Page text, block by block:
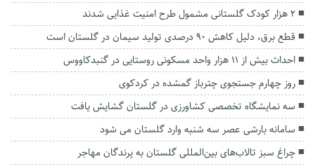
۲ هزار کودک گلستانی مشمول طرح امنیت غذایی شدند
قطع برق، دلیل کاهش ۹۰ درصدی تولید سیمان در گلستان است
احداث بیش از ۱۱ هزار واحد مسکونی روستایی در گنبدکاووس
روز چهارم جستجوی چترباز گمشده در کردکوی
سه نمایشگاه تخصصی کشاورزی در گلستان گشایش یافت
سامانه بارشی عصر سه شنبه وارد گلستان می شود
چراغ سبز تالاب‌های بین‌المللی گلستان به پرندگان مهاجر